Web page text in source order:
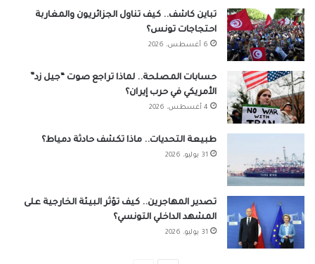
تباين كاشف.. كيف تناول الجزائريون والمغاربة
احتجاجات تونس؟
6 أغسطس، 2026
حسابات المصلحة.. لماذا تراجع صوت “جيل زد”
الأمريكي في حرب إيران؟
4 أغسطس، 2026
طبيعة التحديات.. ماذا تكشف حادثة دمياط؟
31 يوليو، 2026
تصدير المهاجرين.. كيف تؤثر البيئة الخارجية على
المشهد الداخلي التونسي؟
31 يوليو، 2026